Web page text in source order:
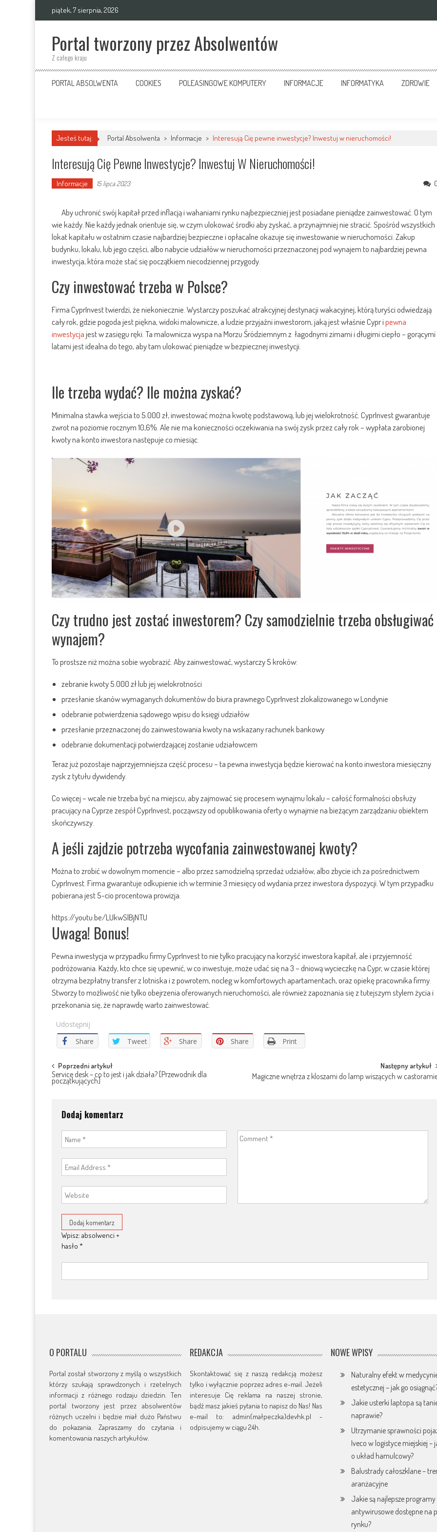
piątek, 7 sierpnia, 2026
Portal tworzony przez Absolwentów
Z całego kraju
PORTAL ABSOLWENTA COOKIES POLEASINGOWE KOMPUTERY INFORMACJE INFORMATYKA ZDROWIE
Jesteś tutaj: Portal Absolwenta > Informacje > Interesują Cię pewne inwestycje? Inwestuj w nieruchomości!
Interesują Cię Pewne Inwestycje? Inwestuj W Nieruchomości!
Informacje 15 lipca 2023
Aby uchronić swój kapitał przed inflacją i wahaniami rynku najbezpieczniej jest posiadane pieniądze zainwestować. O tym
wie każdy. Nie każdy jednak orientuje się, w czym ulokować środki aby zyskać, a przynajmniej nie stracić. Spośród wszystkich
lokat kapitału w ostatnim czasie najbardziej bezpieczne i opłacalne okazuje się inwestowanie w nieruchomości. Zakup
budynku, lokalu, lub jego części, albo nabycie udziałów w nieruchomości przeznaczonej pod wynajem to najbardziej pewna
inwestycja, która może stać się początkiem niecodziennej przygody.
Czy inwestować trzeba w Polsce?
Firma CyprInvest twierdzi, że niekoniecznie. Wystarczy poszukać atrakcyjnej destynacji wakacyjnej, którą turyści odwiedzają
cały rok, gdzie pogoda jest piękna, widoki malownicze, a ludzie przyjaźni inwestorom, jaką jest właśnie Cypr ipewna
inwestycjajest w zasięgu ręki. Ta malownicza wyspa na Morzu Śródziemnym z łagodnymi zimami i długimi ciepło – gorącymi
latami jest idealna do tego, aby tam ulokować pieniądze w bezpiecznej inwestycji.
Ile trzeba wydać? Ile można zyskać?
Minimalna stawka wejścia to 5.000 zł, inwestować można kwotę podstawową, lub jej wielokrotność. CyprInvest gwarantuje
zwrot na poziomie rocznym 10,6%. Ale nie ma konieczności oczekiwania na swój zysk przez cały rok – wypłata zarobionej
kwoty na konto inwestora następuje co miesiąc.
Czy trudno jest zostać inwestorem? Czy samodzielnie trzeba obsługiwać
wynajem?
To prostsze niż można sobie wyobrazić. Aby zainwestować, wystarczy 5 kroków:
zebranie kwoty 5.000 zł lub jej wielokrotności
przesłanie skanów wymaganych dokumentów do biura prawnego CyprInvest zlokalizowanego w Londynie
odebranie potwierdzenia sądowego wpisu do księgi udziałów
przesłanie przeznaczonej do zainwestowania kwoty na wskazany rachunek bankowy
odebranie dokumentacji potwierdzającej zostanie udziałowcem
Teraz już pozostaje najprzyjemniejsza część procesu – ta pewna inwestycja będzie kierować na konto inwestora miesięczny
zysk z tytułu dywidendy.
Co więcej – wcale nie trzeba być na miejscu, aby zajmować się procesem wynajmu lokalu – całość formalności obsłuży
pracujący na Cyprze zespół CyprInvest, począwszy od opublikowania oferty o wynajmie na bieżącym zarządzaniu obiektem
skończywszy.
A jeśli zajdzie potrzeba wycofania zainwestowanej kwoty?
Można to zrobić w dowolnym momencie – albo przez samodzielną sprzedaż udziałów, albo zbycie ich za pośrednictwem
CyprInvest. Firma gwarantuje odkupienie ich w terminie 3 miesięcy od wydania przez inwestora dyspozycji. W tym przypadku
pobierana jest 5-cio procentowa prowizja.
https://youtu.be/LUkwSlBjNTU
Uwaga! Bonus!
Pewna inwestycja w przypadku firmy CyprInvest to nie tylko pracujący na korzyść inwestora kapitał, ale i przyjemność
podróżowania. Każdy, kto chce się upewnić, w co inwestuje, może udać się na 3 – dniową wycieczkę na Cypr, w czasie której
otrzyma bezpłatny transfer z lotniska i z powrotem, nocleg w komfortowych apartamentach, oraz opiekę pracownika firmy.
Stworzy to możliwość nie tylko obejrzenia oferowanych nieruchomości, ale również zapoznania się z tutejszym stylem życia i
przekonania się, że naprawdę warto zainwestować.
Udostępnij
Share
Tweet Share Share Print
Post
navigation
Poprzedni artykuł
Service desk – co to jest i jak działa? [Przewodnik dla
początkujących]
Następny artykuł
Magiczne wnętrza z kloszami do lamp wiszących w
Dodaj komentarz
Wpisz: absolwenci +
hasło *
O PORTALU
Portal został stworzony z myślą o wszystkich
którzy szukają sprawdzonych i rzetelnych
informacji z różnego rodzaju dziedzin. Ten
portal tworzony jest przez absolwentów
różnych uczelni i będzie miał dużo Państwu
do pokazania. Zapraszamy do czytania i
komentowania naszych artykułów.
REDAKCJA
Skontaktować się z naszą redakcją możesz
tylko i wyłącznie poprzez adres e-mail. Jeżeli
interesuje Cię reklama na naszej stronie,
bądź masz jakieś pytania to napisz do Nas! Nas
e-mail to: admin(małpeczka)devhk.pl -
odpisujemy w ciągu 24h.
NOWE WPISY
Naturalny efekt w
estetycznej – jak go
Jakie usterki laptopa są
naprawie?
Utrzymanie sprawności
Iveco w logistyce miejskiej –
o układ hamulcowy?
Balustrady całoszklane –
aranżacyjne
Jakie są najlepsze programy
antywirusowe dostępne na
rynku?